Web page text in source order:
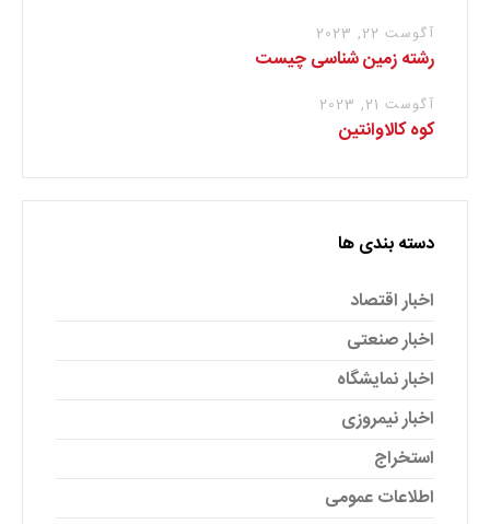
آگوست 22, 2023
رشته زمین شناسی چیست
آگوست 21, 2023
کوه کالاوانتین
دسته بندی ها
اخبار اقتصاد
اخبار صنعتی
اخبار نمایشگاه
اخبار نیمروزی
استخراج
اطلاعات عمومی